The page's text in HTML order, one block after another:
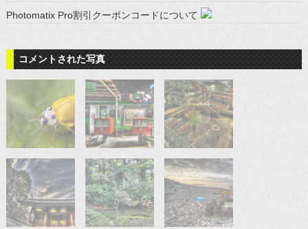
Photomatix Pro割引クーポンコードについて
コメントされた写真